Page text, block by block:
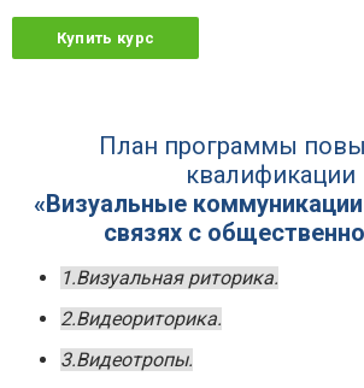
Купить курс
План программы
квалификации
«Визуальные
связях с
1.Визуальная риторика.
2.Видеориторика.
3.Видеотропы.